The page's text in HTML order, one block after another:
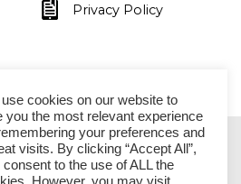
Privacy Policy
SÃO PAULO
cookies on our website to
you the most relevant experience
your preferences and
visits. By clicking “Accept All”,
consent to the use of ALL the